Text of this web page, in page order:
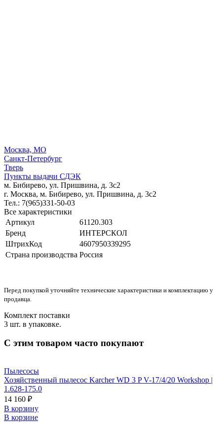
Москва, МО
Санкт-Петербург
Тверь
Пункты выдачи СДЭК
м. Бибирево, ул. Пришвина, д. 3с2
г. Москва, м. Бибирево, ул. Пришвина, д. 3с2
Тел.: 7(965)331-50-03
Все характеристики
Артикул
61120.303
Бренд
ИНТЕРСКОЛ
ШтрихКод
4607950339295
Страна производства Россия
Перед покупкой уточняйте технические характеристики и комплектацию у
продавца.
Комплект поставки
3 шт. в упаковке.
С этим товаром часто покупают
Пылесосы
Хозяйственный пылесос Karcher WD 3 P V-17/4/20 Workshop |
1.628-175.0
14 160 ₽
В корзину
В корзине